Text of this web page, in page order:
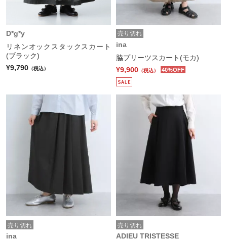
D*g*y
リネンオックスタックスカート
(ブラック)
¥9,790 （税込）
売り切れ
ina
脇プリーツスカート(モカ)
¥9,900 （税込） 40%OFF
売り切れ
ina
売り切れ
ADIEU TRISTESSE